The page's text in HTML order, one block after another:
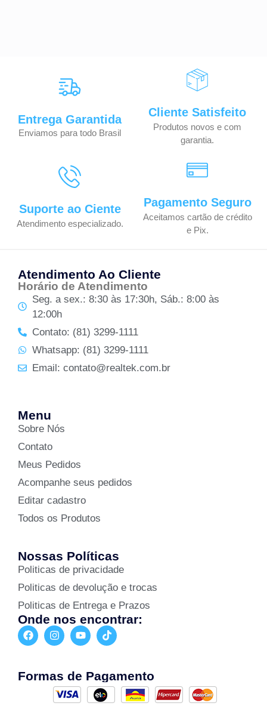
Entrega Garantida
Enviamos para todo Brasil
Cliente Satisfeito
Produtos novos e com
garantia.
Suporte ao Ciente
Atendimento especializado.
Pagamento Seguro
Aceitamos cartão de crédito
e Pix.
Atendimento Ao Cliente
Horário de Atendimento
Seg. a sex.: 8:30 às 17:30h, Sáb.: 8:00 às
12:00h
Contato: (81) 3299-1111
Whatsapp: (81) 3299-1111
Email: contato@realtek.com.br
Menu
Sobre Nós
Contato
Meus Pedidos
Acompanhe seus pedidos
Editar cadastro
Todos os Produtos
Nossas Políticas
Politicas de privacidade
Politicas de devolução e trocas
Politicas de Entrega e Prazos
Onde nos encontrar:
Formas de Pagamento